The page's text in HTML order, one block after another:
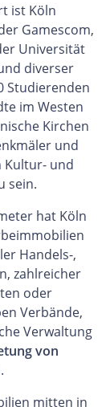
ist Köln
Gamescom,
Universität
diverser
Studierenden
im Westen
Kirchen
und
Kultur- und
sein.
hat Köln
Handels-,
zahlreicher
oder
Verbände,
Verwaltung
von
mitten in